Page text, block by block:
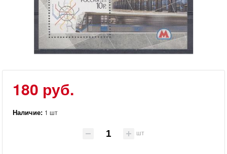
180 руб.
Наличие: 1 шт
шт